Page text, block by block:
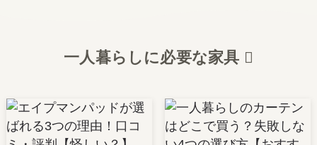
一人暮らしに必要な家具